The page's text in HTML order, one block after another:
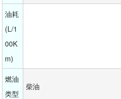
油耗
(L/1
00K
m)
燃油
类型
柴油